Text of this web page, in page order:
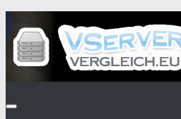
Inhalt
springen